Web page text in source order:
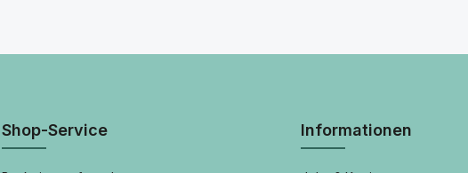
Shop-Service Informationen